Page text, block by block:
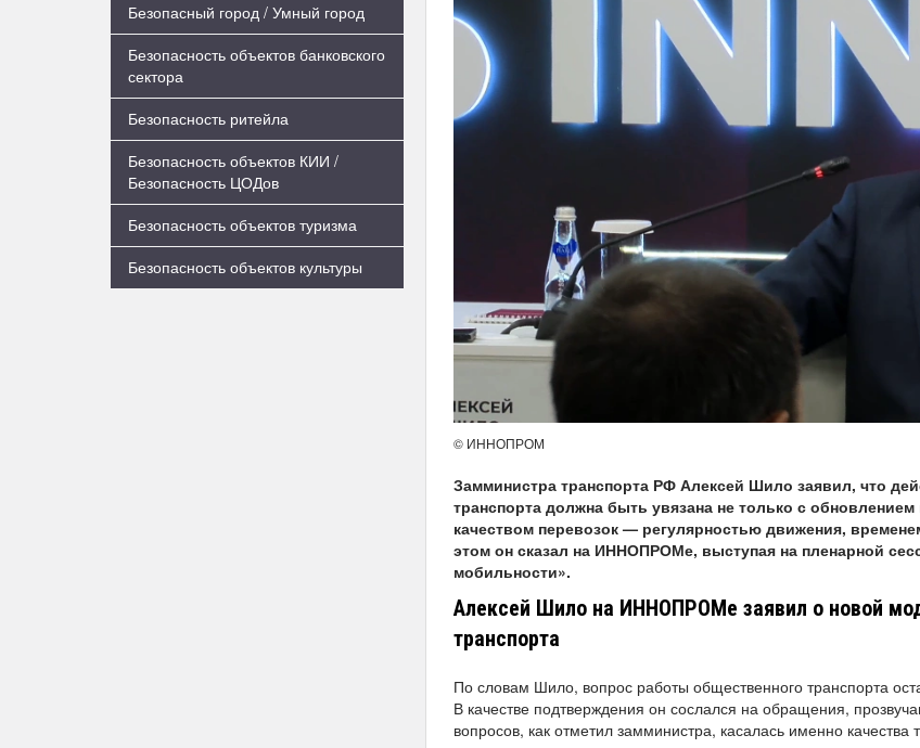
Безопасный город / Умный город
Безопасность объектов банковского
сектора
Безопасность ритейла
Безопасность объектов КИИ /
Безопасность ЦОДов
Безопасность объектов туризма
Безопасность объектов культуры
© ИННОПРОМ
Замминистра транспорта РФ Алексей Шило заявил, что
транспорта должна быть увязана не только с
качеством перевозок — регулярностью движения,
этом он сказал на ИННОПРОМе, выступая на пленарной
мобильности».
Алексей Шило на ИННОПРОМе заявил о новой
транспорта
По словам Шило, вопрос работы общественного транспорта
В качестве подтверждения он сослался на обращения,
вопросов, как отметил замминистра, касалась именно качества